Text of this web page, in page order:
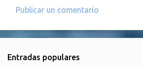
e
Publicar un comentario
Entradas populares